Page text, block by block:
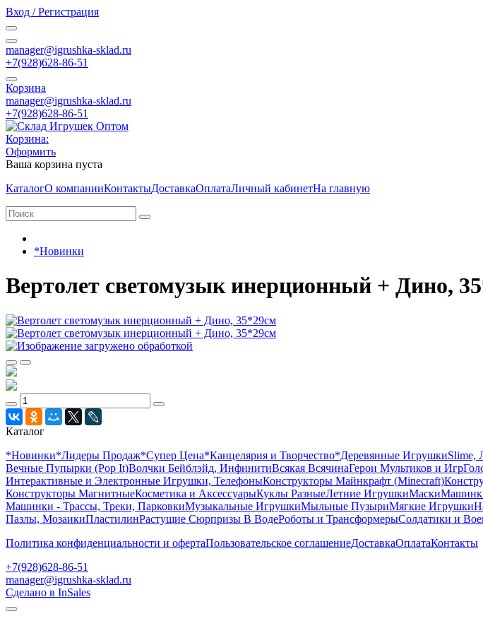
Вход / Регистрация
manager@igrushka-sklad.ru
+7(928)628-86-51
Корзина
manager@igrushka-sklad.ru
+7(928)628-86-51
Корзина:
Оформить
Ваша корзина пуста
КаталогО компанииКонтактыДоставкаОплатаЛичный кабинетНа главную
*Новинки
Вертолет светомузык инерционный + Дино,
Каталог
*Новинки*Лидеры Продаж*Супер Цена*Канцелярия и Творчество*Деревянные ИгрушкиSlime,
Вечные Пупырки (Pop It)Волчки Бейблэйд, ИнфинитиВсякая ВсячинаГерои Мультиков и Игр
Интерактивные и Электронные Игрушки, ТелефоныКонструкторы Майнкрафт (Minecraft)
Конструкторы МагнитныеКосметика и АксессуарыКуклы РазныеЛетние ИгрушкиМаски
Машинки - Трассы, Треки, ПарковкиМузыкальные ИгрушкиМыльные ПузыриМягкие Игрушки
Пазлы, МозаикиПластилинРастущие Сюрпризы В ВодеРоботы и ТрансформерыСолдатики и
Политика конфиденциальности и офертаПользовательское соглашениеДоставкаОплатаКонтакты
+7(928)628-86-51
manager@igrushka-sklad.ru
Сделано в InSales